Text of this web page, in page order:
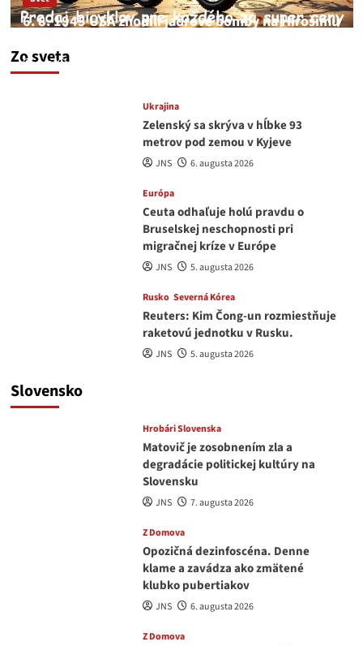
Zo sveta
6. 8. 1945 USA zhodili jadrové bomby na Hirošimu
JNS
Ukrajina
Zelenský sa skrýva v hĺbke 93
metrov pod zemou v Kyjeve
JNS 6. augusta 2026
Európa
Ceuta odhaľuje holú pravdu o
Bruselskej neschopnosti pri
migračnej kríze v Európe
JNS 5. augusta 2026
Rusko Severná Kórea
Reuters: Kim Čong-un rozmiestňuje
raketovú jednotku v Rusku.
JNS 5. augusta 2026
Slovensko
Hrobári Slovenska
Matovič je zosobnením zla a
degradácie politickej kultúry na
Slovensku
JNS 7. augusta 2026
Z Domova
Opozičná dezinfoscéna. Denne
klame a zavádza ako zmätené
klubko pubertiakov
JNS 6. augusta 2026
Z Domova